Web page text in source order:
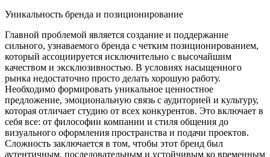
Уникальность бренда и позиционирование
Главной проблемой является создание и поддержание
сильного, узнаваемого бренда с четким позиционированием,
который ассоциируется исключительно с высочайшим
качеством и эксклюзивностью. В условиях насыщенного
рынка недостаточно просто делать хорошую работу.
Необходимо формировать уникальное ценностное
предложение, эмоциональную связь с аудиторией и культуру,
которая отличает студию от всех конкурентов. Это включает в
себя все: от философии компании и стиля общения до
визуального оформления пространства и подачи проектов.
Сложность заключается в том, чтобы этот бренд был
аутентичным, последовательным и устойчивым ко временным